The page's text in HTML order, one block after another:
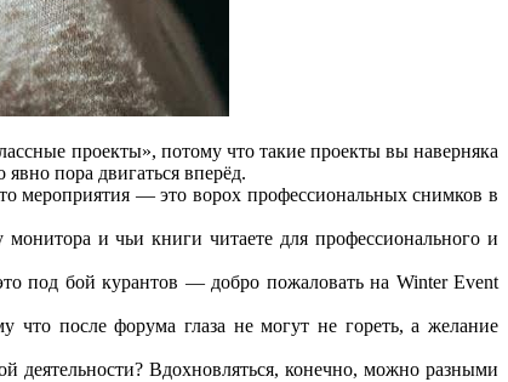
проекты», потому что такие проекты вы наверняка
пора двигаться вперёд.
мероприятия — это ворох профессиональных снимков в
и чьи книги читаете для профессионального и
под бой курантов — добро пожаловать на Winter Event
что после форума глаза не могут не гореть, а желание
деятельности? Вдохновляться, конечно, можно разными